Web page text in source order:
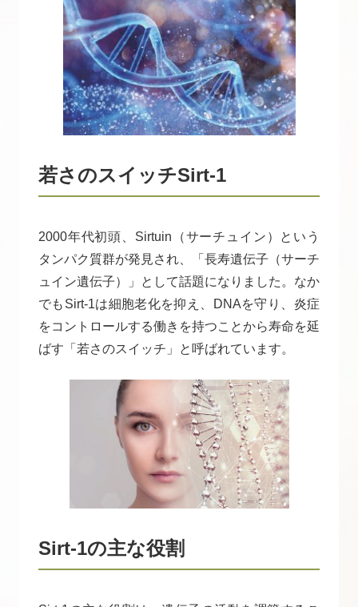
若さのスイッチSirt-1
2000年代初頭、Sirtuin（サーチュイン）という
タンパク質群が発見され、「長寿遺伝子（サーチ
ュイン遺伝子）」として話題になりました。なか
でもSirt-1は細胞老化を抑え、DNAを守り、炎症
をコントロールする働きを持つことから寿命を延
ばす「若さのスイッチ」と呼ばれています。
Sirt-1の主な役割